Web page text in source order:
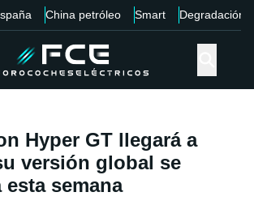
China petróleo Smart Degradación
Hyper GT llegará a
versión global se
esta semana